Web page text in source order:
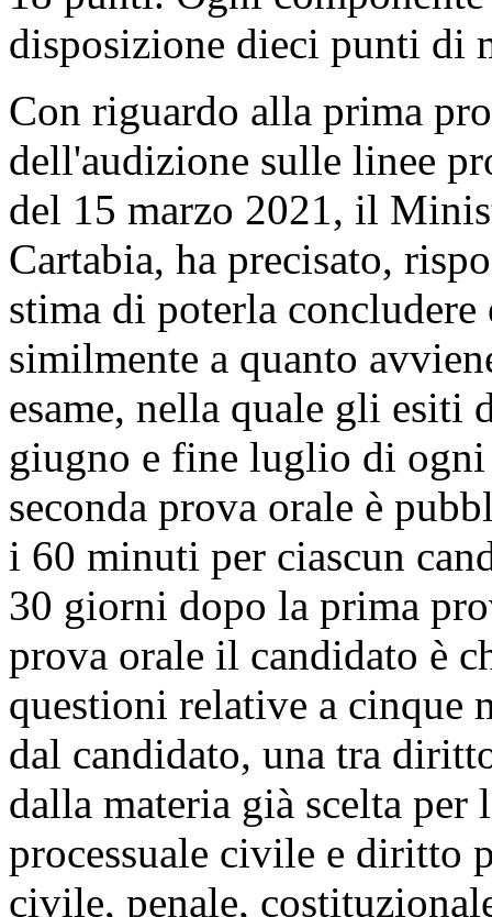
disposizione dieci punti di
Con riguardo alla prima
dell'audizione sulle linee
del 15 marzo 2021, il
Cartabia, ha precisato,
stima di poterla
similmente a quanto
esame, nella quale gli
giugno e fine luglio di ogni
seconda prova orale è
i 60 minuti per ciascun
30 giorni dopo la prima
prova orale il candidato è
questioni relative a cinque
dal candidato, una tra
dalla materia già scelta
processuale civile e diritto
civile, penale,